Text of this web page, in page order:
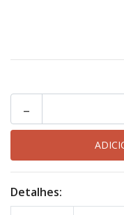
-
Detalhes: